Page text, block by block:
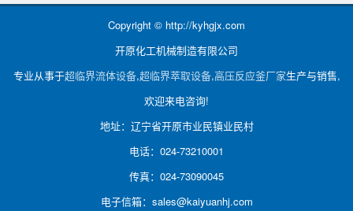
Copyright © http://kyhgjx.com
开原化工机械制造有限公司
专业从事于超临界流体设备,超临界萃取设备,高压反应釜厂家生产与销售,
欢迎来电咨询!
地址：辽宁省开原市业民镇业民村
电话：024-73210001
传真：024-73090045
电子信箱：sales@kaiyuanhj.com